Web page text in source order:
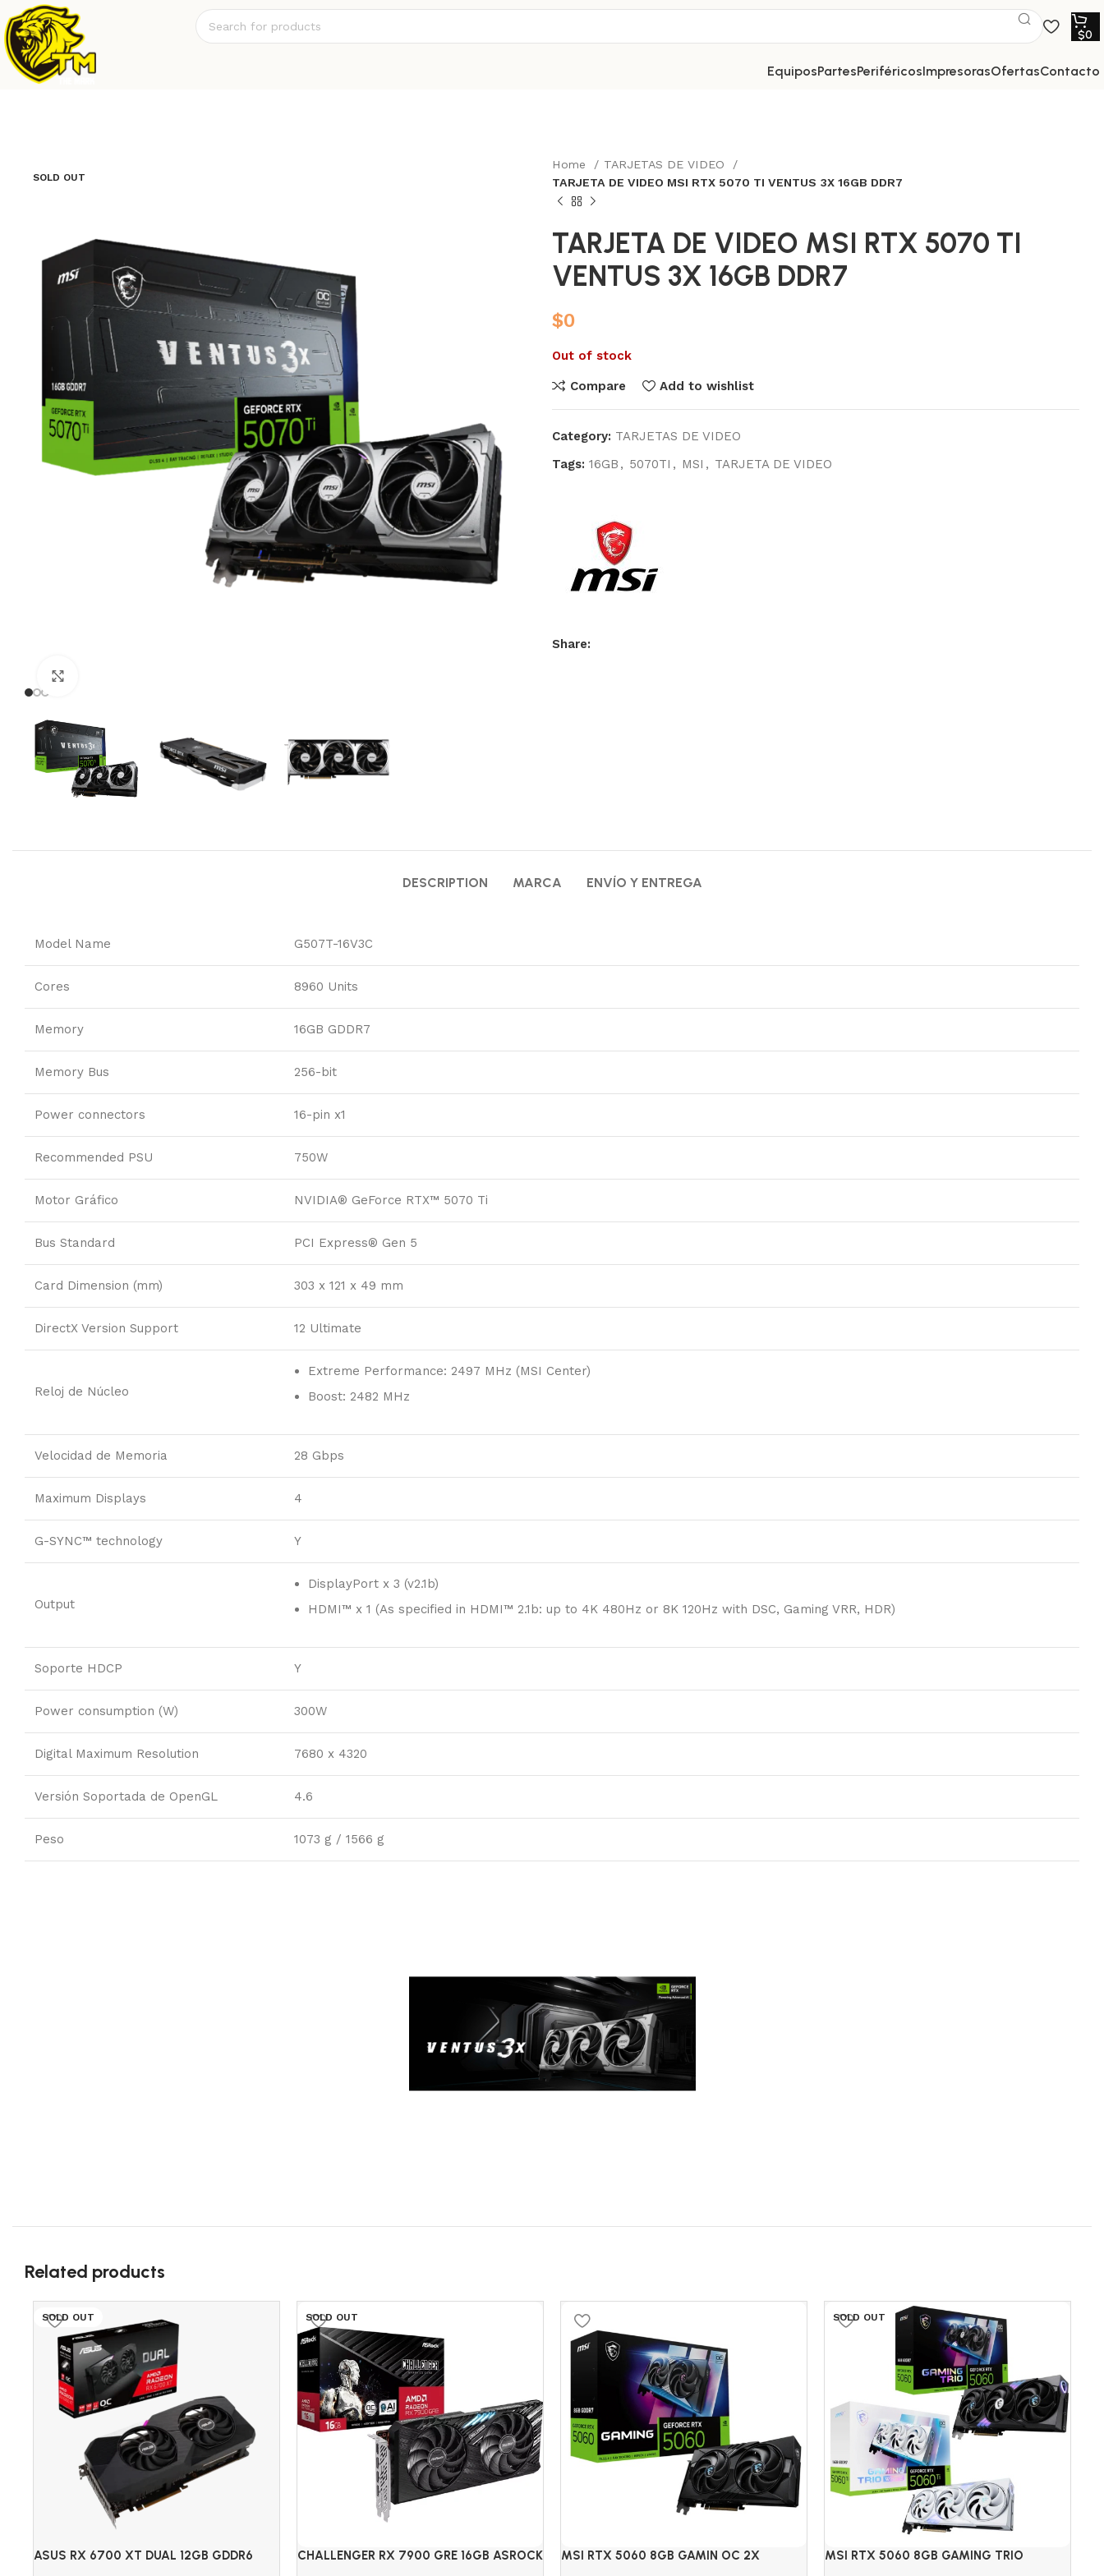
$0
equipos partes periféricos impresoras ofertas contacto
SOLD OUT
Home
TARJETAS DE VIDEO
TARJETA DE VIDEO MSI RTX 5070 TI VENTUS 3X 16GB DDR7
TARJETA DE VIDEO MSI RTX 5070 TI
VENTUS 3X 16GB DDR7
$0
Out of stock
Compare Add to wishlist
Category: TARJETAS DE VIDEO
Tags: 16GB , 5070TI , MSI , TARJETA DE VIDEO
Share:
DESCRIPTION MARCA ENVÍO Y ENTREGA
Model Name G507T-16V3C
Cores 8960 Units
Memory 16GB GDDR7
Memory Bus 256-bit
Power connectors 16-pin x1
Recommended PSU 750W
Motor Gráfico NVIDIA® GeForce RTX™ 5070 Ti
Bus Standard PCI Express® Gen 5
Card Dimension (mm) 303 x 121 x 49 mm
DirectX Version Support 12 Ultimate
Reloj de Núcleo
Extreme Performance: 2497 MHz (MSI Center)
Boost: 2482 MHz
Velocidad de Memoria 28 Gbps
Maximum Displays 4
G-SYNC™ technology Y
Output
DisplayPort x 3 (v2.1b)
HDMI™ x 1 (As specified in HDMI™ 2.1b: up to 4K 480Hz or 8K 120Hz with DSC, Gaming VRR, HDR)
Soporte HDCP Y
Power consumption (W) 300W
Digital Maximum Resolution 7680 x 4320
Versión Soportada de OpenGL 4.6
Peso 1073 g / 1566 g
Related products
SOLD OUT
ASUS RX 6700 XT DUAL 12GB GDDR6
SOLD OUT
CHALLENGER RX 7900 GRE 16GB ASROCK
MSI RTX 5060 8GB GAMIN OC 2X
SOLD OUT
MSI RTX 5060 8GB GAMING TRIO